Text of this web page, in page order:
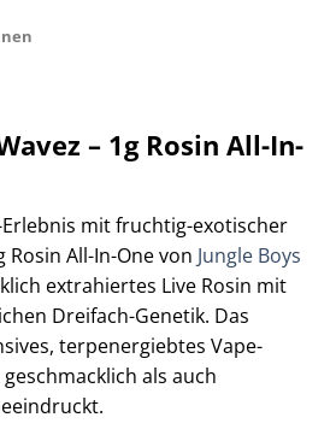
– 1g Rosin All-In-
mit fruchtig-exotischer
Rosin All-In-One von Jungle Boys
extrahiertes Live Rosin mit
Dreifach-Genetik. Das
terpenergiebtes Vape-
als auch